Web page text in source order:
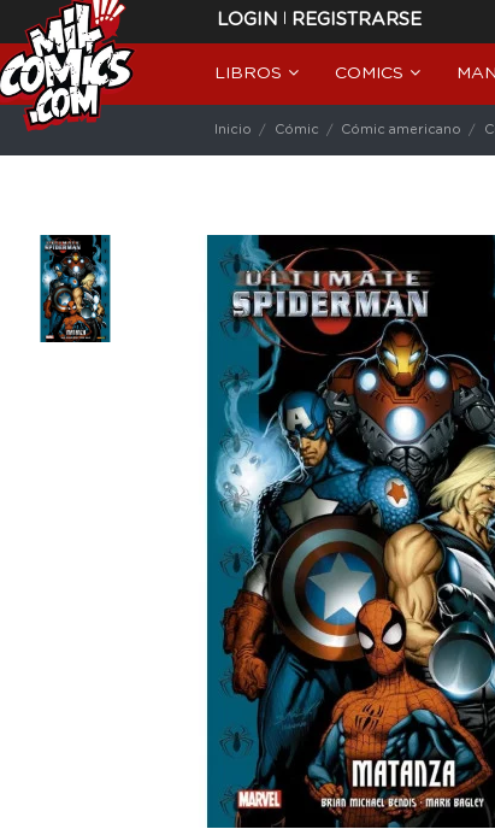
LOGIN | REGISTRARSE
LIBROS COMICS
Inicio Cómic Cómic americano